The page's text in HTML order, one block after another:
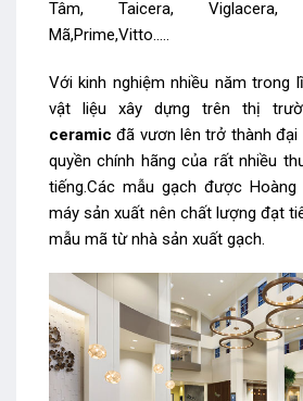
Tâm, Taicera, Viglacera,
Mã,Prime,Vitto…..
Với kinh nghiệm nhiều năm trong
vật liệu xây dựng trên thị
ceramic đã vươn lên trở thành đại
quyền chính hãng của rất nhiều
tiếng.Các mẫu gạch được
máy sản xuất nên chất lượng đạt
mẫu mã từ nhà sản xuất gạch.